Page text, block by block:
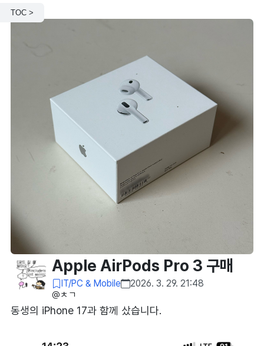
Apple AirPods Pro 3 구매
IT/PC & Mobile
2026. 3. 29. 21:48
@ㅊㄱ​
TOC >
동생의 iPhone 17과 함께 샀습니다.